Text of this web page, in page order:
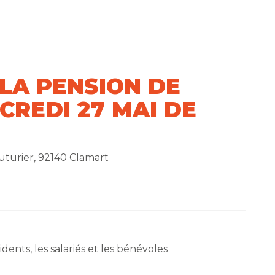
PENSION DE
27 MAI DE
92140 Clamart
les salariés et les bénévoles